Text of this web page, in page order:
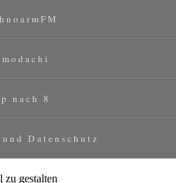
nach 8
und Datenschutz
zu gestalten